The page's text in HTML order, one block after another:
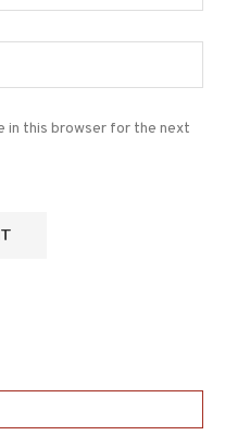
in this browser for the next